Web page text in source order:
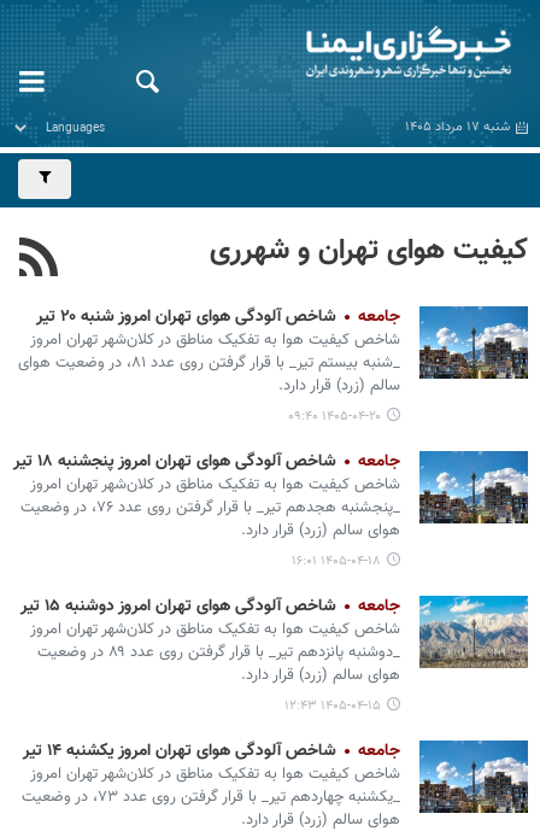
شنبه ۱۷ مرداد ۱۴۰۵
کیفیت هوای تهران و شهرری
جامعه شاخص آلودگی هوای تهران امروز شنبه ۲۰ تیر
شاخص کیفیت هوا به تفکیک مناطق در کلان‌شهر تهران امروز
_شنبه بیستم تیر_ با قرار گرفتن روی عدد ۸۱، در وضعیت هوای
سالم (زرد) قرار دارد.
۱۴۰۵-۰۴-۲۰ ۰۹:۴۰
جامعه شاخص آلودگی هوای تهران امروز پنجشنبه ۱۸ تیر
شاخص کیفیت هوا به تفکیک مناطق در کلان‌شهر تهران امروز
_پنجشنبه هجدهم تیر_ با قرار گرفتن روی عدد ۷۶، در وضعیت
هوای سالم (زرد) قرار دارد.
۱۴۰۵-۰۴-۱۸ ۱۶:۰۱
جامعه شاخص آلودگی هوای تهران امروز دوشنبه ۱۵ تیر
شاخص کیفیت هوا به تفکیک مناطق در کلان‌شهر تهران امروز
_دوشنبه پانزدهم تیر_ با قرار گرفتن روی عدد ۸۹ در وضعیت
هوای سالم (زرد) قرار دارد.
۱۴۰۵-۰۴-۱۵ ۱۲:۴۳
جامعه شاخص آلودگی هوای تهران امروز یکشنبه ۱۴ تیر
شاخص کیفیت هوا به تفکیک مناطق در کلان‌شهر تهران امروز
_یکشنبه چهاردهم تیر_ با قرار گرفتن روی عدد ۷۳، در وضعیت
هوای سالم (زرد) قرار دارد.